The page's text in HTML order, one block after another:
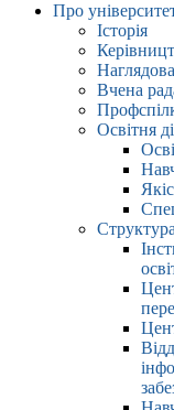
Про
Історія
Вчена
Освітня
Структура